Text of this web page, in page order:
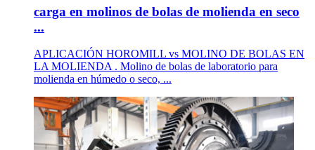
carga en molinos de bolas de molienda en seco
...
APLICACIÓN HOROMILL vs MOLINO DE BOLAS EN
LA MOLIENDA . Molino de bolas de laboratorio para
molienda en húmedo o seco, ...